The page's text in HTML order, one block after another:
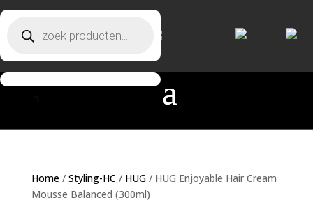
Producten zoeken
Home/ Styling-HC / HUG/ HUG Enjoyable Hair Cream
Mousse Balanced (300ml)